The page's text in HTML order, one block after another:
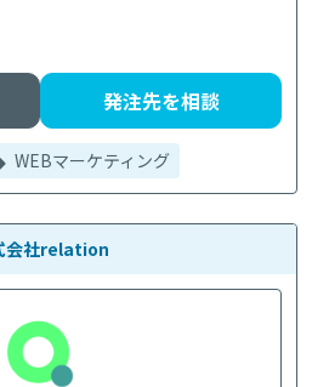
発注先を相談
WEBマーケティング
会社relation